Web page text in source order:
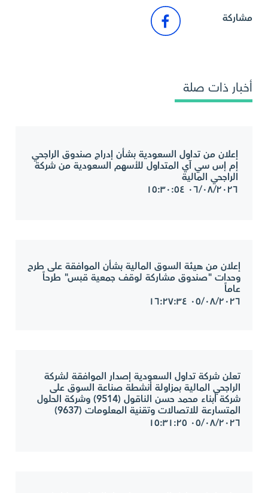
مشاركة
أخبار ذات صلة
إعلان من تداول السعودية بشأن إدراج صندوق الراجحي
إم إس سي آي المتداول للأسهم السعودية من شركة
الراجحي المالية
٠٦/٠٨/٢٠٢٦ ١٥:٣٠:٥٤
إعلان من هيئة السوق المالية بشأن الموافقة على طرح
وحدات "صندوق مشاركة لوقف جمعية قبس" طرحاً
عاماً
٠٥/٠٨/٢٠٢٦ ١٦:٢٧:٣٤
تعلن شركة تداول السعودية إصدار الموافقة لشركة
الراجحي المالية بمزاولة أنشطة صناعة السوق على
شركة أبناء محمد حسن الناقول (9514) وشركة الحلول
المتسارعة للاتصالات وتقنية المعلومات (9637)
٠٥/٠٨/٢٠٢٦ ١٥:٣١:٢٥